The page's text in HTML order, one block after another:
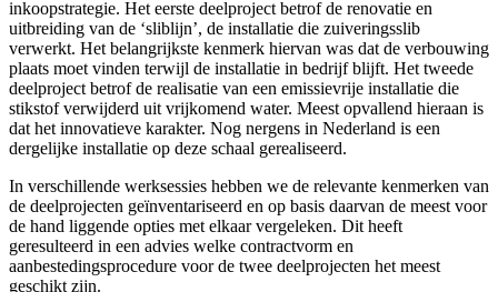
inkoopstrategie. Het eerste deelproject betrof de renovatie en
uitbreiding van de ‘sliblijn’, de installatie die zuiveringsslib
verwerkt. Het belangrijkste kenmerk hiervan was dat de verbouwing
plaats moet vinden terwijl de installatie in bedrijf blijft. Het tweede
deelproject betrof de realisatie van een emissievrije installatie die
stikstof verwijderd uit vrijkomend water. Meest opvallend hieraan is
dat het innovatieve karakter. Nog nergens in Nederland is een
dergelijke installatie op deze schaal gerealiseerd.
In verschillende werksessies hebben we de relevante kenmerken van
de deelprojecten geïnventariseerd en op basis daarvan de meest voor
de hand liggende opties met elkaar vergeleken. Dit heeft
geresulteerd in een advies welke contractvorm en
aanbestedingsprocedure voor de twee deelprojecten het meest
geschikt zijn.